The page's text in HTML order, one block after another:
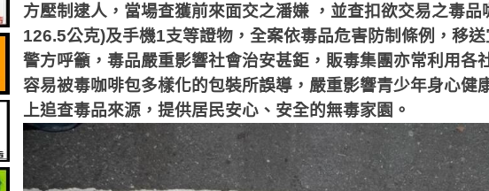
方壓制逮人，當場查獲前來面交之潘嫌 ，並查扣欲交易之毒品
126.5公克)及手機1支等證物，全案依毒品危害防制條例，移
警方呼籲，毒品嚴重影響社會治安甚鉅，販毒集團亦常利用各
容易被毒咖啡包多樣化的包裝所誤導，嚴重影響青少年身心健
上追查毒品來源，提供居民安心、安全的無毒家園。